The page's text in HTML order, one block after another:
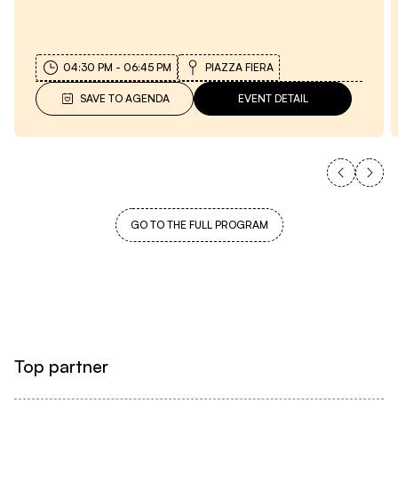
04:30 PM - 06:45 PM PIAZZA FIERA
SAVE TO AGENDA EVENT DETAIL
GO TO THE FULL PROGRAM
Top partner